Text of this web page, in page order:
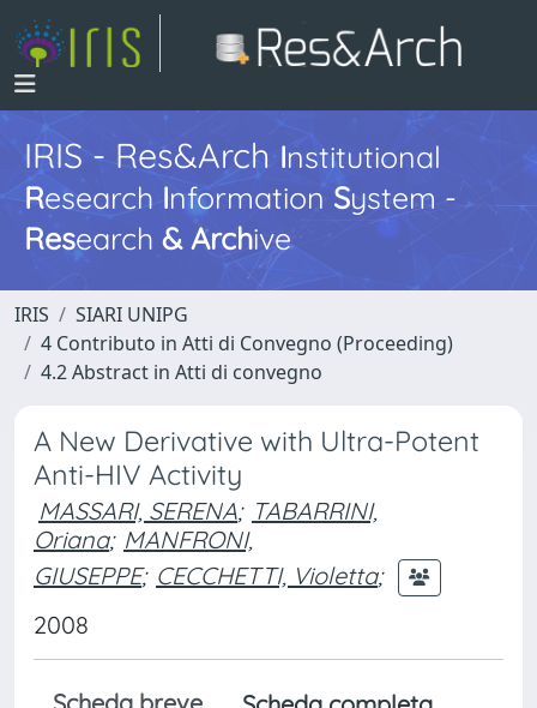
IRIS - Res&ArchInstitutional
Research InformationSystem -
Research & Archive
IRIS
SIARI UNIPG
4 Contributo in Atti di Convegno (Proceeding)
4.2 Abstract in Atti di convegno
A New Derivative with Ultra-Potent
Anti-HIV Activity
MASSARI, SERENA; TABARRINI,
Oriana; MANFRONI,
GIUSEPPE; CECCHETTI, Violetta;
2008